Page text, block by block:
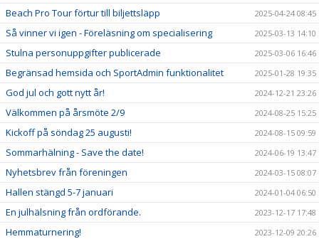
Beach Pro Tour förtur till biljettsläpp 2025-04-24 08:45
Så vinner vi igen - Föreläsning om specialisering 2025-03-13 14:10
Stulna personuppgifter publicerade 2025-03-06 16:46
Begränsad hemsida och SportAdmin funktionalitet 2025-01-28 19:35
God jul och gott nytt år! 2024-12-21 23:26
Välkommen på årsmöte 2/9 2024-08-25 15:25
Kickoff på söndag 25 augusti! 2024-08-15 09:59
Sommarhälning - Save the date! 2024-06-19 13:47
Nyhetsbrev från föreningen 2024-03-15 08:07
Hallen stängd 5-7 januari 2024-01-04 06:50
En julhälsning från ordförande. 2023-12-17 17:48
Hemmaturnering! 2023-12-09 20:26